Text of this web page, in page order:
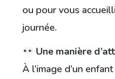
ou pour vous
journée.
Une manière
À l’image d’un